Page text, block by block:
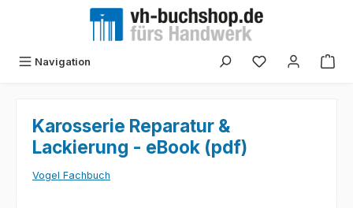
Zum Hauptinhalt springen
Navigation
Karosserie Reparatur &
Lackierung - eBook (pdf)
Vogel Fachbuch